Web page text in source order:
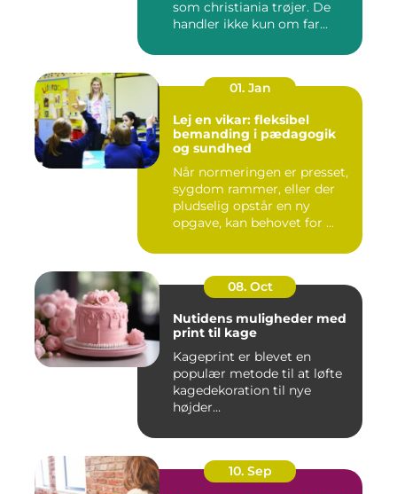
som christiania trøjer. De
handler ikke kun om far...
01. Jan
Lej en vikar: fleksibel
bemanding i pædagogik
og sundhed
Når normeringen er presset,
sygdom rammer, eller der
pludselig opstår en ny
opgave, kan behovet for ...
08. Oct
Nutidens muligheder med
print til kage
Kageprint er blevet en
populær metode til at løfte
kagedekoration til nye
højder...
10. Sep